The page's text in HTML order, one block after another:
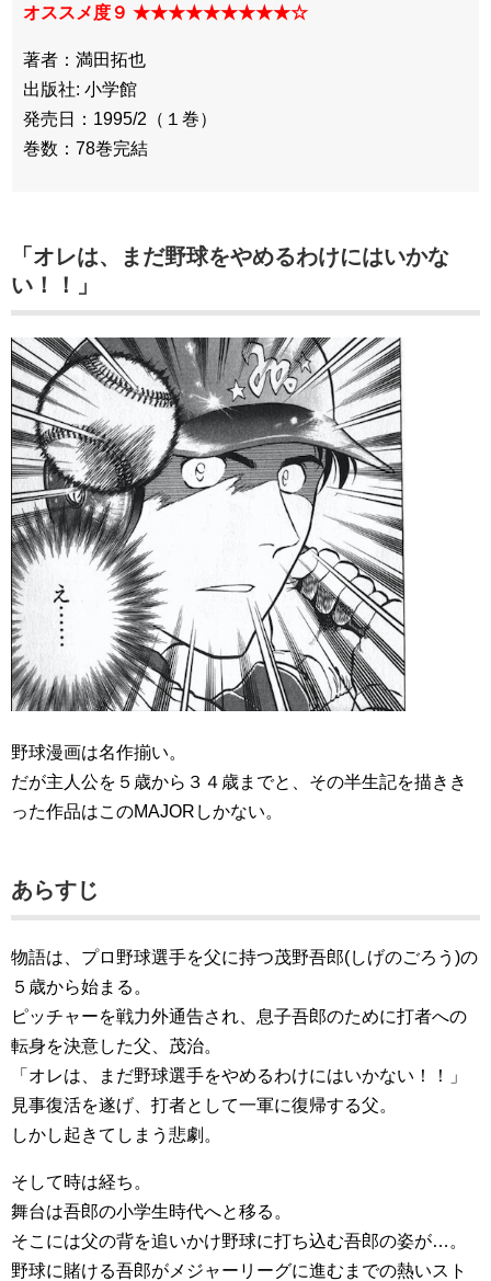
オススメ度９ ★★★★★★★★★☆
著者：満田拓也
出版社: 小学館
発売日：1995/2（１巻）
巻数：78巻完結
「オレは、まだ野球をやめるわけにはいかな
い！！」
野球漫画は名作揃い。
だが主人公を５歳から３４歳までと、その半生記を描きき
った作品はこのMAJORしかない。
あらすじ
物語は、プロ野球選手を父に持つ茂野吾郎(しげのごろう)の
５歳から始まる。
ピッチャーを戦力外通告され、息子吾郎のために打者への
転身を決意した父、茂治。
「オレは、まだ野球選手をやめるわけにはいかない！！」
見事復活を遂げ、打者として一軍に復帰する父。
しかし起きてしまう悲劇。
そして時は経ち。
舞台は吾郎の小学生時代へと移る。
そこには父の背を追いかけ野球に打ち込む吾郎の姿が…。
野球に賭ける吾郎がメジャーリーグに進むまでの熱いスト